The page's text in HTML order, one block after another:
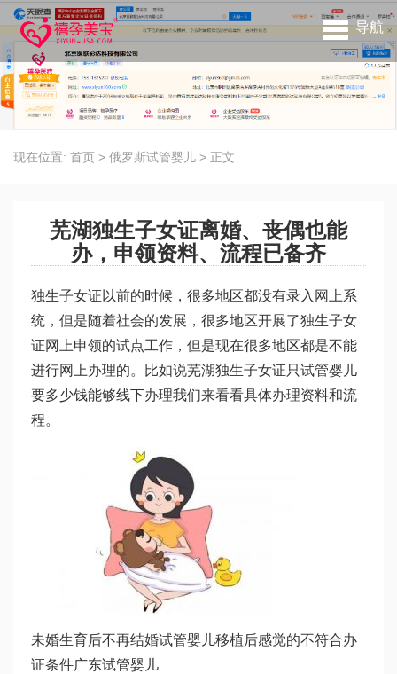
导航
现在位置: 首页 > 俄罗斯试管婴儿 > 正文
芜湖独生子女证离婚、丧偶也能
办，申领资料、流程已备齐
独生子女证以前的时候，很多地区都没有录入网上系
统，但是随着社会的发展，很多地区开展了独生子女
证网上申领的试点工作，但是现在很多地区都是不能
进行网上办理的。比如说芜湖独生子女证只试管婴儿
要多少钱能够线下办理我们来看看具体办理资料和流
程。
未婚生育后不再结婚试管婴儿移植后感觉的不符合办
证条件广东试管婴儿